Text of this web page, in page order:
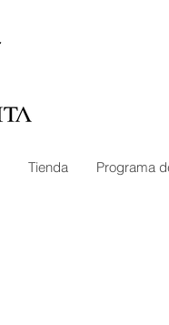
Tienda Programa